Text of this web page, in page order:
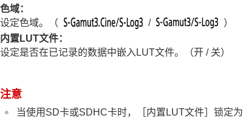
选择ISO感光度
Log拍摄的设置
选择LUT
色域：
设定色域。（
/
）
内置LUT文件：
设定是否在已记录的数据中嵌入LUT文件。（开 / 关）
注意
当使用SD卡或SDHC卡时， ［内置LUT文件］锁定为